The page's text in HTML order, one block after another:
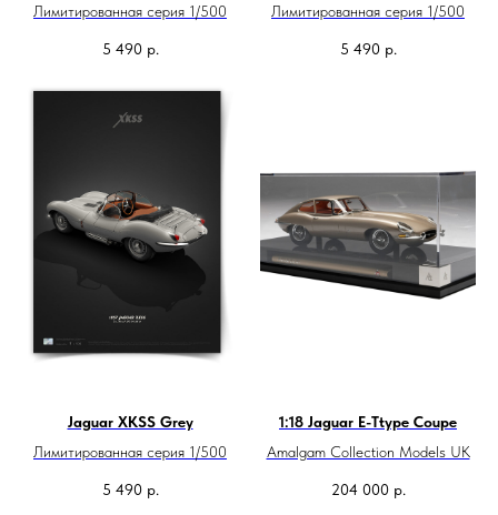
Лимитированная серия 1/500
5 490 р.
Лимитированная серия 1/500
5 490 р.
Jaguar XKSS Grey
Лимитированная серия 1/500
5 490 р.
1:18 Jaguar E-Ttype Coupe
Amalgam Collection Models UK
204 000 р.